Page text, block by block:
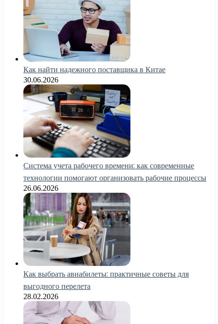
Как найти надежного поставщика в Китае
30.06.2026
Система учета рабочего времени: как современные
технологии помогают организовать рабочие процессы
26.06.2026
Как выбрать авиабилеты: практичные советы для
выгодного перелета
28.02.2026